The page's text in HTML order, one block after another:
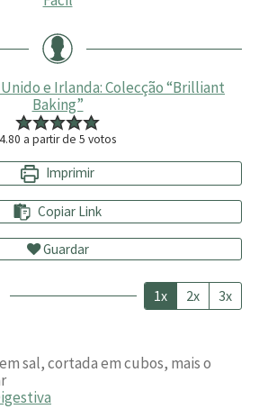
e Irlanda: Colecção “Brilliant
Baking”
4.80 a partir de 5 votos
Imprimir
Copiar Link
Guardar
1x 2x 3x
sal, cortada em cubos, mais o